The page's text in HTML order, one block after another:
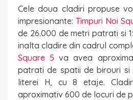
Cele doua cladiri propuse
impresionante:Timpuri Noi
de 26.000 de metri patrati si
inalta cladire din cadrul
Square 5 va avea
patrati de spatii de birouri
literei H, cu 8 etaje.
aproximativ 600 de locuri de